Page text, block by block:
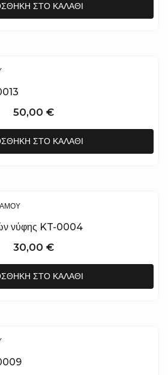
ΣΤΟ ΚΑΛΆΘΙ
50,00 €
ΣΤΟ ΚΑΛΆΘΙ
νύφης KT-0004
30,00 €
ΣΤΟ ΚΑΛΆΘΙ